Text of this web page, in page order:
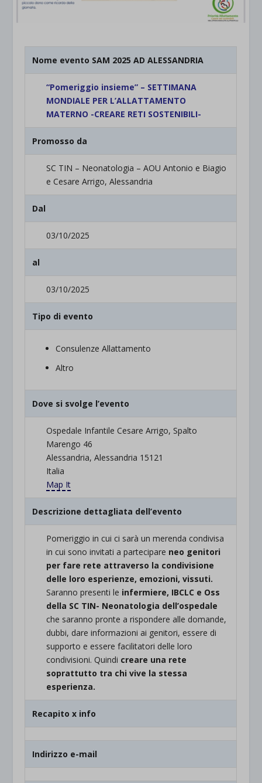
Nome evento SAM 2025 AD ALESSANDRIA
“Pomeriggio insieme” – SETTIMANA
MONDIALE PER L’ALLATTAMENTO
MATERNO -CREARE RETI SOSTENIBILI-
Promosso da
SC TIN – Neonatologia – AOU Antonio e Biagio
e Cesare Arrigo, Alessandria
Dal
03/10/2025
al
03/10/2025
Tipo di evento
Consulenze Allattamento
Altro
Dove si svolge l’evento
Ospedale Infantile Cesare Arrigo, Spalto
Marengo 46
Alessandria, Alessandria 15121
Italia
Map It
Descrizione dettagliata dell’evento
Pomeriggio in cui ci sarà un merenda condivisa
in cui sono invitati a partecipare neo genitori
per fare rete attraverso la condivisione
delle loro esperienze, emozioni, vissuti.
Saranno presenti le infermiere, IBCLC e Oss
della SC TIN- Neonatologia dell’ospedale
che saranno pronte a rispondere alle domande,
dubbi, dare informazioni ai genitori, essere di
supporto e essere facilitatori delle loro
condivisioni. Quindi creare una rete
soprattutto tra chi vive la stessa
esperienza.
Recapito x info
Indirizzo e-mail